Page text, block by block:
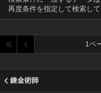
再度条件を指定して検索して
1ペ
錬金術師